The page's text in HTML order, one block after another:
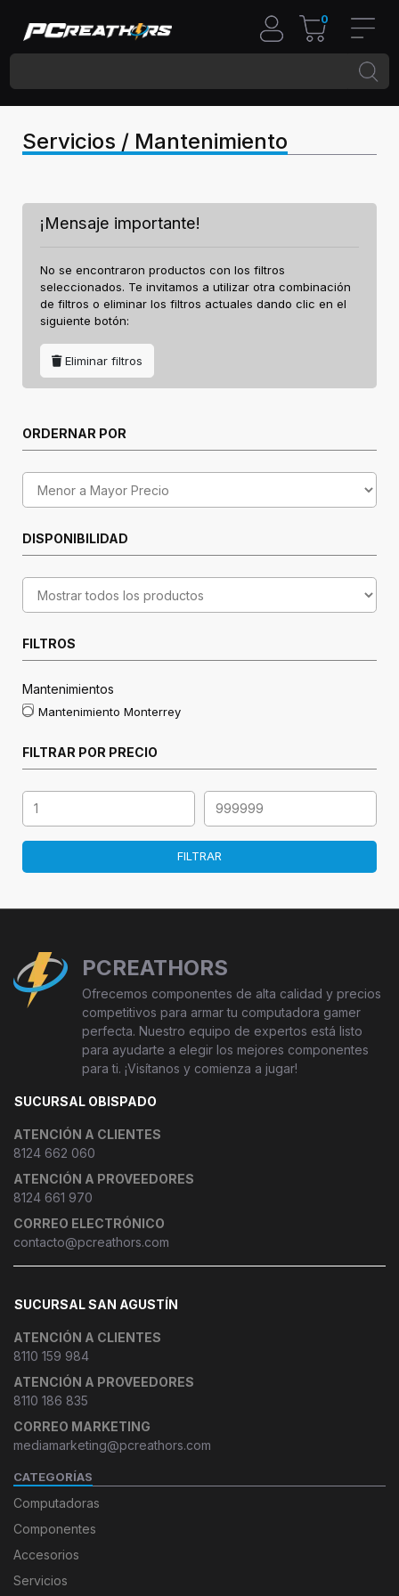
0
Servicios / Mantenimiento
¡Mensaje importante!
No se encontraron productos con los filtros
seleccionados. Te invitamos a utilizar otra combinación
de filtros o eliminar los filtros actuales dando clic en el
siguiente botón:
Eliminar filtros
ORDERNAR POR
DISPONIBILIDAD
FILTROS
Mantenimientos
Mantenimiento Monterrey
FILTRAR POR PRECIO
FILTRAR
PCREATHORS
Ofrecemos componentes de alta calidad y precios
competitivos para armar tu computadora gamer
perfecta. Nuestro equipo de expertos está listo
para ayudarte a elegir los mejores componentes
para ti. ¡Visítanos y comienza a jugar!
SUCURSAL OBISPADO
ATENCIÓN A CLIENTES
8124 662 060
ATENCIÓN A PROVEEDORES
8124 661 970
CORREO ELECTRÓNICO
contacto@pcreathors.com
SUCURSAL SAN AGUSTÍN
ATENCIÓN A CLIENTES
8110 159 984
ATENCIÓN A PROVEEDORES
8110 186 835
CORREO MARKETING
mediamarketing@pcreathors.com
CATEGORÍAS
Computadoras
Componentes
Accesorios
Servicios